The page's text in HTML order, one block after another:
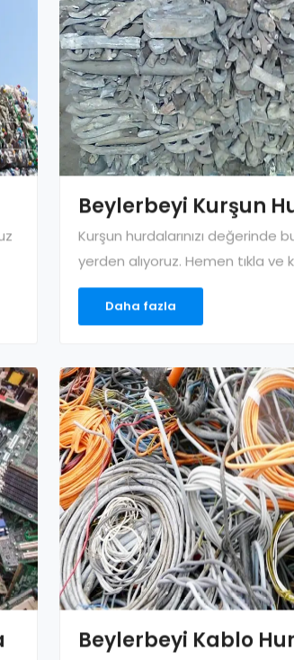
Beylerbeyi Kurşun
Kurşun hurdalarınızı değerinde
yerden alıyoruz. Hemen tıkla ve
Daha fazla
Beylerbeyi Kablo